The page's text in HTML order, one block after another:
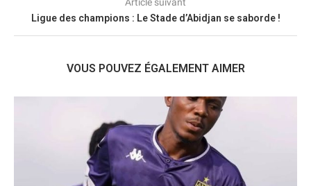
Ligue des champions : Le Stade d’Abidjan se saborde !
VOUS POUVEZ ÉGALEMENT AIMER